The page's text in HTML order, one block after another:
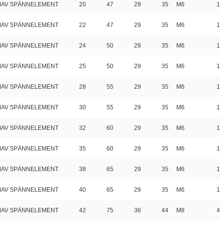
SPÄNNELEMENT 20 47 29 35 M6
SPÄNNELEMENT 22 47 29 35 M6
SPÄNNELEMENT 24 50 29 35 M6
SPÄNNELEMENT 25 50 29 35 M6
SPÄNNELEMENT 28 55 29 35 M6
SPÄNNELEMENT 30 55 29 35 M6
SPÄNNELEMENT 32 60 29 35 M6
SPÄNNELEMENT 35 60 29 35 M6
SPÄNNELEMENT 38 65 29 35 M6
SPÄNNELEMENT 40 65 29 35 M6
SPÄNNELEMENT 42 75 36 44 M8